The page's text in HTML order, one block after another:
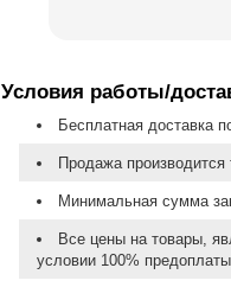
Условия работы/
Бесплатная доставка
Продажа
Минимальная сумма
Все цены на товары,
условии 100%